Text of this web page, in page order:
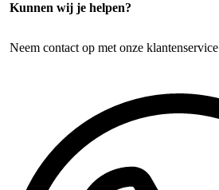
Kunnen wij je helpen?
Neem contact op met onze klantenservice